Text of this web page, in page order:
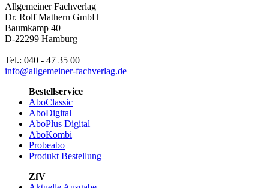
Allgemeiner Fachverlag
Dr. Rolf Mathern GmbH
Baumkamp 40
D-22299 Hamburg
Tel.: 040 - 47 35 00
info@allgemeiner-fachverlag.de
Bestellservice
AboClassic
AboDigital
AboPlus Digital
AboKombi
Probeabo
Produkt Bestellung
ZfV